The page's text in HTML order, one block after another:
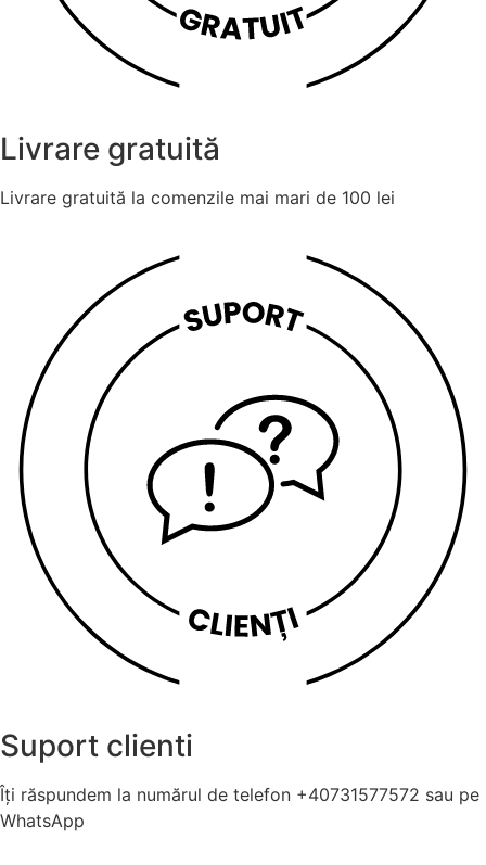
Livrare gratuită
Livrare gratuită la comenzile mai mari de 100 lei
Suport clienti
Îți răspundem la numărul de telefon +40731577572 sau pe
WhatsApp